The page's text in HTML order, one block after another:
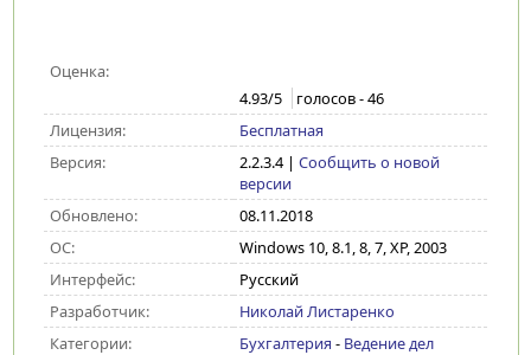
Оценка:
4.93/5 голосов -46
Лицензия:
Бесплатная
Версия:
2.2.3.4| Сообщить о новой
версии
Обновлено:
08.11.2018
ОС:
Windows 10, 8.1, 8, 7, XP, 2003
Интерфейс:
Русский
Разработчик:
Николай Листаренко
Категории:
Бухгалтерия - Ведение дел